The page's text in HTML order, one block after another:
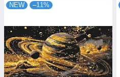
NEW –11%